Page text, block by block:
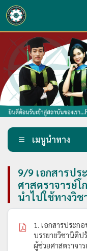
เมนูนำทาง
9/9 เอกสารป
ศาสตราจารย์
นำไปใช้ทางวิช
1. เอกสารประก
บรรยายวิชานิติป
ผู้ช่วยศาสตราจาร